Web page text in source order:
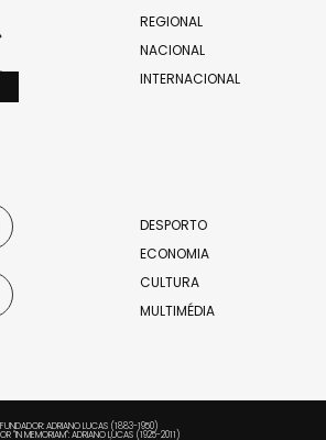
REGIONAL
NACIONAL
INTERNACIONAL
DESPORTO
ECONOMIA
CULTURA
MULTIMÉDIA
FUNDADOR: ADRIANO LUCAS (1883-1950)
"IN MEMORIAM": ADRIANO LUCAS (1925-2011)